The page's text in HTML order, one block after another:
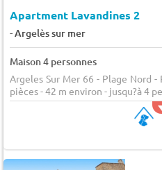
Apartment Lavandines 2
-Argelès sur mer
Maison 4 personnes
Argeles Sur Mer 66 - Plage Nord -
pièces - 42 m environ - jusqu?à 4